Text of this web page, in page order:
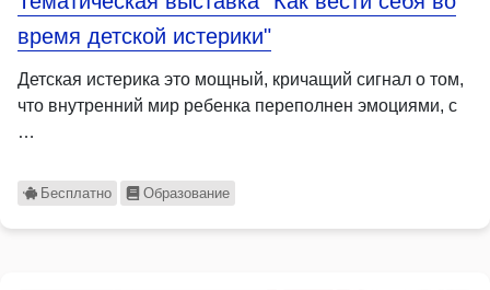
время детской истерики"
Детская истерика это мощный, кричащий сигнал о том,
что внутренний мир ребенка переполнен эмоциями, с
…
Бесплатно Образование